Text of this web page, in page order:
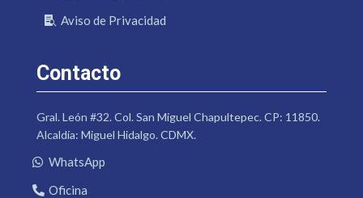
Aviso de Privacidad
Contacto
Gral. León #32. Col. San Miguel Chapultepec. CP: 11850.
Alcaldía: Miguel Hidalgo. CDMX.
WhatsApp
Oficina